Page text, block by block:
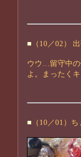
■ （10／02）
ウウ…留守中の
よ。まったく
■ （10／01）ち